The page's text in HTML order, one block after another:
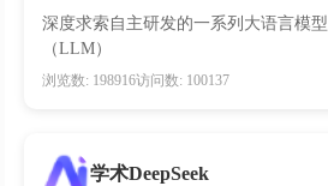
深度求索自主研发的一系列大语言模型
（LLM）
浏览数: 198916访问数: 100137
学术DeepSeek